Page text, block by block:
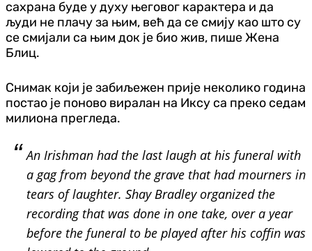
сахрана буде у духу његовог карактера и да
људи не плачу за њим, већ да се смију као што су
се смијали са њим док је био жив, пише Жена
Блиц.
Снимак који је забиљежен прије неколико година
постао је поново виралан на Иксу са преко седам
милиона прегледа.
An Irishman had the last laugh at his funeral with
a gag from beyond the grave that had mourners in
tears of laughter. Shay Bradley organized the
recording that was done in one take, over a year
before the funeral to be played after his coffin was